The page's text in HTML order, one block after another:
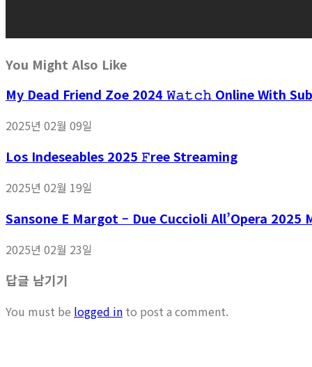
You Might Also Like
My Dead Friend Zoe 2024 𝚆𝚊𝚝𝚌𝚑 Online With
2025년 02월 09일
Los Indeseables 2025 𝙵ree Streaming
2025년 02월 19일
Sansone E Margot – Due Cuccioli All’Opera 2025
2025년 02월 23일
답글 남기기
You must be logged in to post a comment.